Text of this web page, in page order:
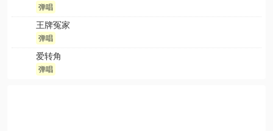
弹唱
王牌冤家
弹唱
爱转角
弹唱